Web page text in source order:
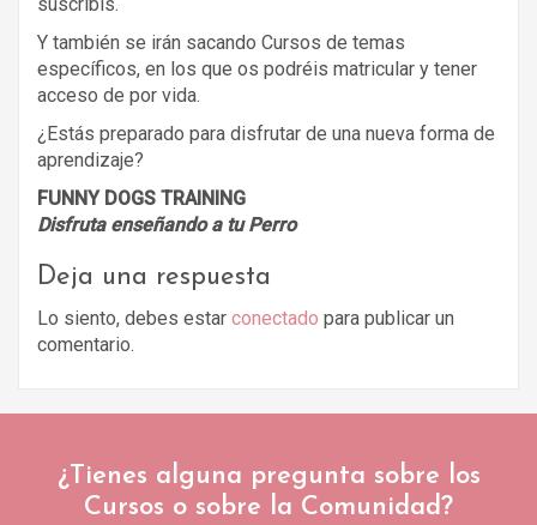
Y también se irán sacando Cursos de temas
específicos, en los que os podréis matricular y tener
acceso de por vida.
¿Estás preparado para disfrutar de una nueva forma de
aprendizaje?
FUNNY DOGS TRAINING
Disfruta enseñando a tu Perro
Deja una respuesta
Lo siento, debes estar conectado para publicar un
comentario.
¿Tienes alguna pregunta sobre los
Cursos o sobre la Comunidad?